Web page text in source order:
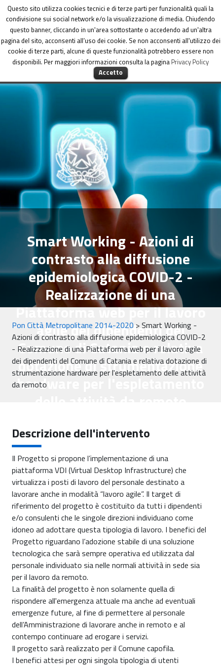
Dipartimento per le Politiche di coesione
Smart Working - Azioni di
contrasto alla diffusione
epidemiologica COVID-2 -
Realizzazione di una
Piattaforma web per il lavoro
agile dei dipendenti del
Comune di Catania e relativa
dotazione di strumentazione
hardware per l'espletamento
Pon Città Metropolitane 2014-2020 >Smart Working -
Azioni di contrasto alla diffusione epidemiologica COVID-2
- Realizzazione di una Piattaforma web per il lavoro agile
dei dipendenti del Comune di Catania e relativa dotazione di
strumentazione hardware per l'espletamento delle attività
da remoto
Descrizione dell'intervento
Il Progetto si propone l’implementazione di una
piattaforma VDI (Virtual Desktop Infrastructure) che
virtualizza i posti di lavoro del personale destinato a
lavorare anche in modalità “lavoro agile”. Il target di
riferimento del progetto è costituito da tutti i dipendenti
e/o consulenti che le singole direzioni individuano come
idoneo ad adottare questa tipologia di lavoro. I benefici del
Progetto riguardano l’adozione stabile di una soluzione
tecnologica che sarà sempre operativa ed utilizzata dal
personale individuato sia nelle normali attività in sede sia
per il lavoro da remoto.
La finalità del progetto è non solamente quella di
rispondere all'emergenza attuale ma anche ad eventuali
emergenze future, al fine di permettere al personale
dell’Amministrazione di lavorare anche in remoto e al
contempo continuare ad erogare i servizi.
Il progetto sarà realizzato per il Comune capofila.
I benefici attesi per ogni singola tipologia di utenti
Questo sito utilizza cookies tecnici e di terze parti per funzionalità quali la
condivisione sui social network e/o la visualizzazione di media. Chiudendo
questo banner, cliccando in un'area sottostante o accedendo ad un'altra
pagina del sito, acconsenti all’uso dei cookie. Se non acconsenti all'utilizzo dei
cookie di terze parti, alcune di queste funzionalità potrebbero essere non
disponibili. Per maggiori informazioni consulta la pagina Privacy Policy
Accetto